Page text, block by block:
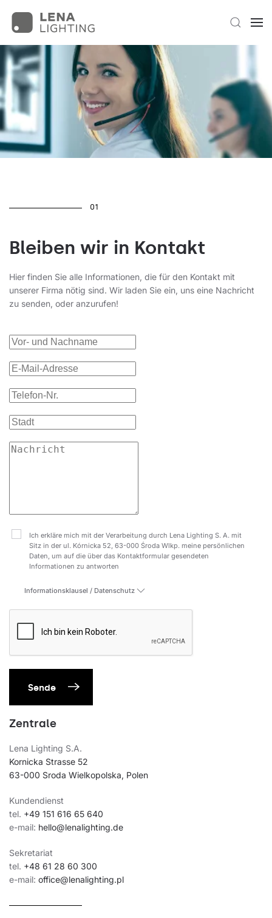
01
Bleiben wir in Kontakt
Hier finden Sie alle Informationen, die für den Kontakt mit
unserer Firma nötig sind. Wir laden Sie ein, uns eine Nachricht
zu senden, oder anzurufen!
Ich erkläre mich mit der Verarbeitung durch Lena Lighting S. A. mit
Sitz in der ul. Kórnicka 52, 63-000 Środa Wlkp. meine persönlichen
Daten, um auf die über das Kontaktformular gesendeten
Informationen zu antworten
Informationsklausel / Datenschutz
Sende
Zentrale
Lena Lighting S.A.
Kornicka Strasse 52
63-000 Sroda Wielkopolska, Polen
Kundendienst
tel. +49 151 616 65 640
e-mail: hello@lenalighting.de
Sekretariat
tel. +48 61 28 60 300
e-mail: office@lenalighting.pl